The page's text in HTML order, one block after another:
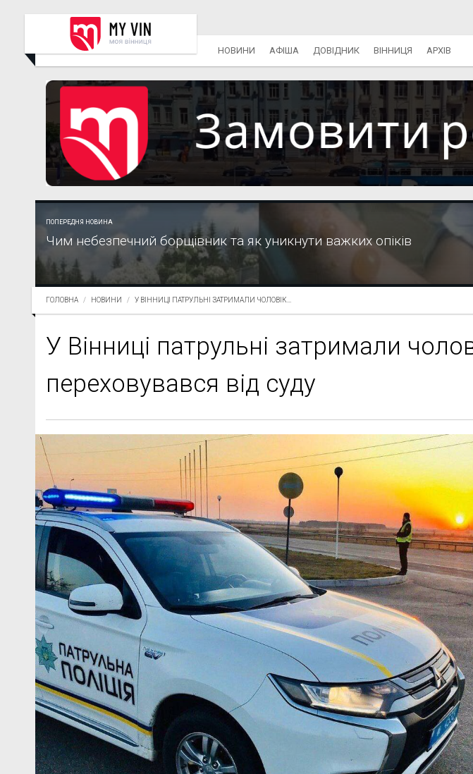
НОВИНИ АФІША ДОВІДНИК ВІННИЦЯ АРХІВ
ПОПЕРЕДНЯ НОВИНА
Чим небезпечний борщівник та як уникнути важких опіків
ГОЛОВНА НОВИНИ У ВІННИЦІ ПАТРУЛЬНІ ЗАТРИМАЛИ ЧОЛОВІК...
У Вінниці патрульні затримали
переховувався від суду